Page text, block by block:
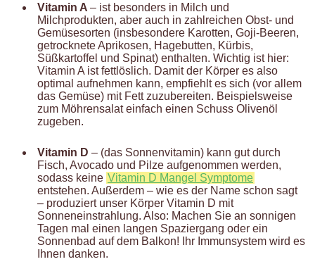
Vitamin A – ist besonders in Milch und
Milchprodukten, aber auch in zahlreichen Obst- und
Gemüsesorten (insbesondere Karotten, Goji-Beeren,
getrocknete Aprikosen, Hagebutten, Kürbis,
Süßkartoffel und Spinat) enthalten. Wichtig ist hier:
Vitamin A ist fettlöslich. Damit der Körper es also
optimal aufnehmen kann, empfiehlt es sich (vor allem
das Gemüse) mit Fett zuzubereiten. Beispielsweise
zum Möhrensalat einfach einen Schuss Olivenöl
zugeben.
Vitamin D – (das Sonnenvitamin) kann gut durch
Fisch, Avocado und Pilze aufgenommen werden,
sodass keine Vitamin D Mangel Symptome
entstehen. Außerdem – wie es der Name schon sagt
– produziert unser Körper Vitamin D mit
Sonneneinstrahlung. Also: Machen Sie an sonnigen
Tagen mal einen langen Spaziergang oder ein
Sonnenbad auf dem Balkon! Ihr Immunsystem wird es
Ihnen danken.